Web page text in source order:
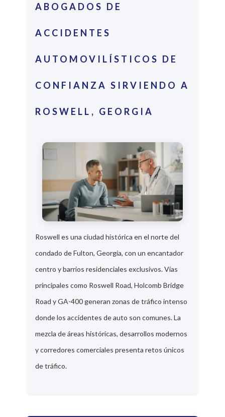
ABOGADOS DE
ACCIDENTES
AUTOMOVILÍSTICOS DE
CONFIANZA SIRVIENDO A
ROSWELL, GEORGIA
Roswell es una ciudad histórica en el norte del
condado de Fulton, Georgia, con un encantador
centro y barrios residenciales exclusivos. Vías
principales como Roswell Road, Holcomb Bridge
Road y GA-400 generan zonas de tráfico intenso
donde los accidentes de auto son comunes. La
mezcla de áreas históricas, desarrollos modernos
y corredores comerciales presenta retos únicos
de tráfico.